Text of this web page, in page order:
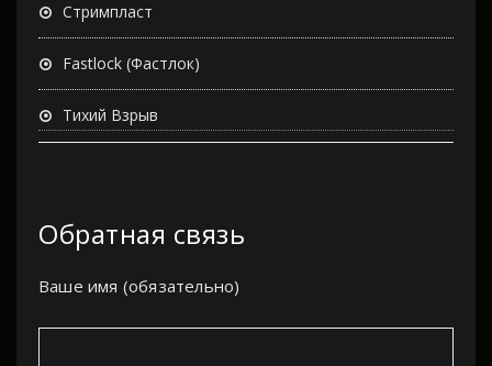
Стримпласт
Fastlock (Фастлок)
Тихий Взрыв
Обратная связь
Ваше имя (обязательно)